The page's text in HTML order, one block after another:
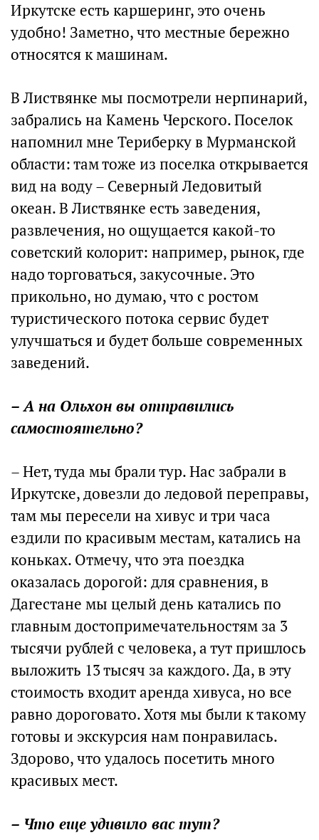
Иркутске есть каршеринг, это очень
удобно! Заметно, что местные бережно
относятся к машинам.
В Листвянке мы посмотрели нерпинарий,
забрались на Камень Черского. Поселок
напомнил мне Териберку в Мурманской
области: там тоже из поселка открывается
вид на воду – Северный Ледовитый
океан. В Листвянке есть заведения,
развлечения, но ощущается какой-то
советский колорит: например, рынок, где
надо торговаться, закусочные. Это
прикольно, но думаю, что с ростом
туристического потока сервис будет
улучшаться и будет больше современных
заведений.
– А на Ольхон вы отправились
самостоятельно?
– Нет, туда мы брали тур. Нас забрали в
Иркутске, довезли до ледовой переправы,
там мы пересели на хивус и три часа
ездили по красивым местам, катались на
коньках. Отмечу, что эта поездка
оказалась дорогой: для сравнения, в
Дагестане мы целый день катались по
главным достопримечательностям за 3
тысячи рублей с человека, а тут пришлось
выложить 13 тысяч за каждого. Да, в эту
стоимость входит аренда хивуса, но все
равно дороговато. Хотя мы были к такому
готовы и экскурсия нам понравилась.
Здорово, что удалось посетить много
красивых мест.
– Что еще удивило вас тут?